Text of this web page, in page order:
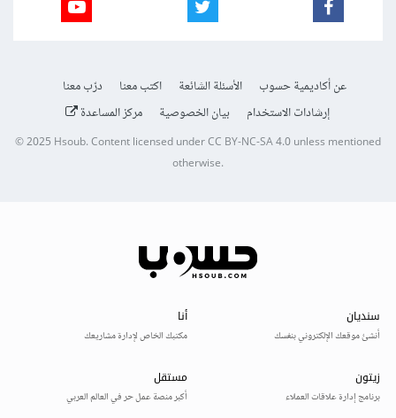
عن أكاديمية حسوب الأسئلة الشائعة اكتب معنا
درّب معنا
إرشادات الاستخدام
بيان الخصوصية مركز المساعدة
© 2025Hsoub.Content licensed underCC BY-NC-SA 4.0unless mentioned
otherwise.